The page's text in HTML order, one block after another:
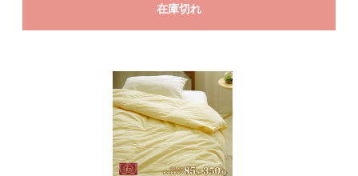
在庫切れ